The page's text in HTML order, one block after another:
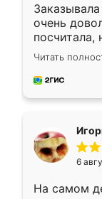
очень
посчитала,
Замерщик
делу со
за день,
Читать
6
На самом